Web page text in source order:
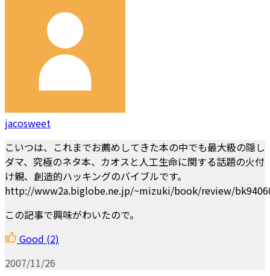
jacosweet
こいつは、これまでお薦めしてきた本の中でも最大級の隠し
ダマ、究極のネタ本、カオスと人工生命に関する話題の火付
け親、創造的ハッキングのバイブルです。
http://www2a.biglobe.ne.jp/~mizuki/book/review/
この記事で興味がわいたので。
Good (2)
2007/11/26